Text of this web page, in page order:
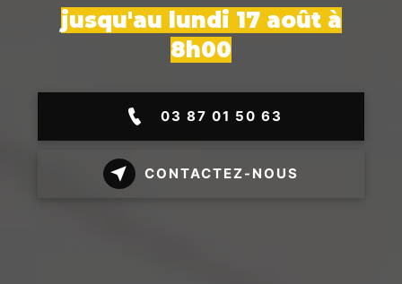
jusqu'au lundi 17 août à
8h00
03 87 01 50 63
CONTACTEZ-NOUS